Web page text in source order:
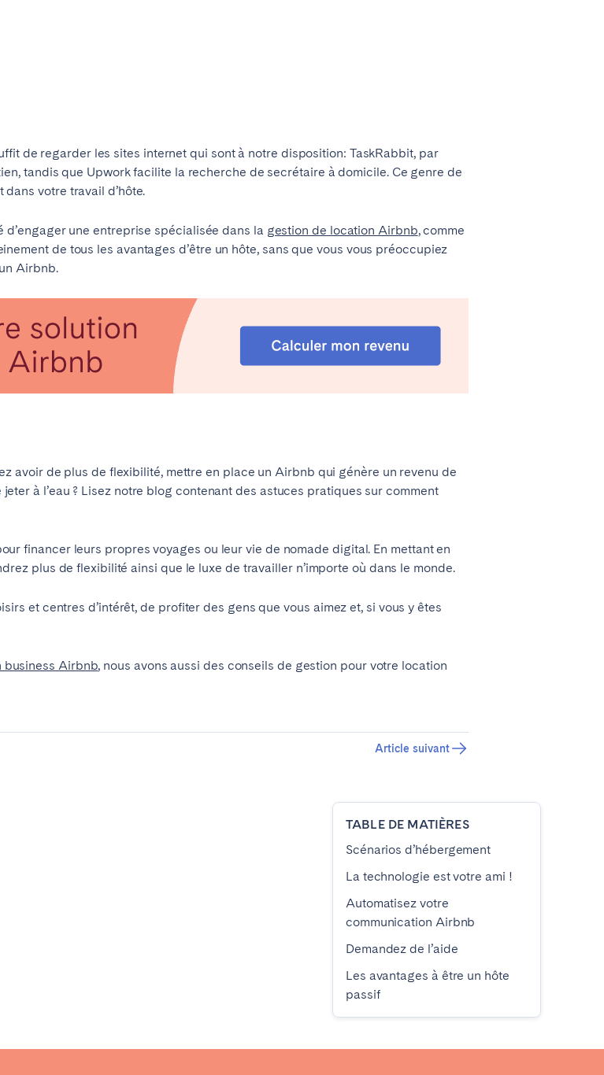
TABLE DE MATIÈRES
Scénarios d’hébergement
La technologie est votre ami !
Automatisez votre
communication Airbnb
Demandez de l’aide
Les avantages à être un hôte
passif
de regarder les sites internet qui sont à notre disposition: TaskRabbit, par
tandis que Upwork facilite la recherche de secrétaire à domicile. Ce genre de
votre travail d’hôte.
d’engager une entreprise spécialisée dans la gestion de location Airbnb, comme
de tous les avantages d’être un hôte, sans que vous vous préoccupiez
Airbnb.
avoir de plus de flexibilité, mettre en place un Airbnb qui génère un revenu de
à l’eau ? Lisez notre blog contenant des astuces pratiques sur comment
financer leurs propres voyages ou leur vie de nomade digital. En mettant en
plus de flexibilité ainsi que le luxe de travailler n’importe où dans le monde.
et centres d’intérêt, de profiter des gens que vous aimez et, si vous y êtes
business Airbnb, nous avons aussi des conseils de gestion pour votre location
Article suivant